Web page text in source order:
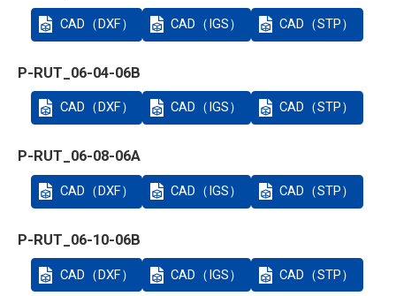
CAD（DXF） CAD（IGS） CAD（STP）
P-RUT_06-04-06B
CAD（DXF） CAD（IGS） CAD（STP）
P-RUT_06-08-06A
CAD（DXF） CAD（IGS） CAD（STP）
P-RUT_06-10-06B
CAD（DXF） CAD（IGS） CAD（STP）